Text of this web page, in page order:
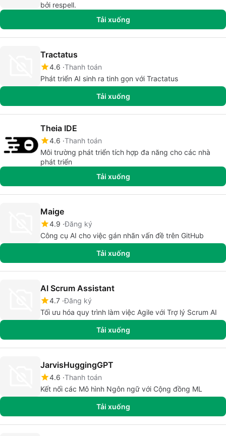
bởi respell.
Tải xuống
Tractatus
4.6 Thanh toán
Phát triển AI sinh ra tinh gọn với Tractatus
Tải xuống
Theia IDE
4.6 Thanh toán
Môi trường phát triển tích hợp đa năng cho các nhà
phát triển
Tải xuống
Maige
4.9 Đăng ký
Công cụ AI cho việc gán nhãn vấn đề trên GitHub
Tải xuống
AI Scrum Assistant
4.7 Đăng ký
Tối ưu hóa quy trình làm việc Agile với Trợ lý Scrum AI
Tải xuống
JarvisHuggingGPT
4.6 Thanh toán
Kết nối các Mô hình Ngôn ngữ với Cộng đồng ML
Tải xuống